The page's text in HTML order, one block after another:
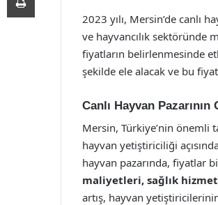
2023 yılı, Mersin’de canlı
ve hayvancılık sektöründe
fiyatların belirlenmesinde
şekilde ele alacak ve bu
Canlı Hayvan
Mersin, Türkiye’nin önemli
hayvan yetiştiriciliği
hayvan pazarında, fiyatlar
maliyetleri, sağlık
artış, hayvan